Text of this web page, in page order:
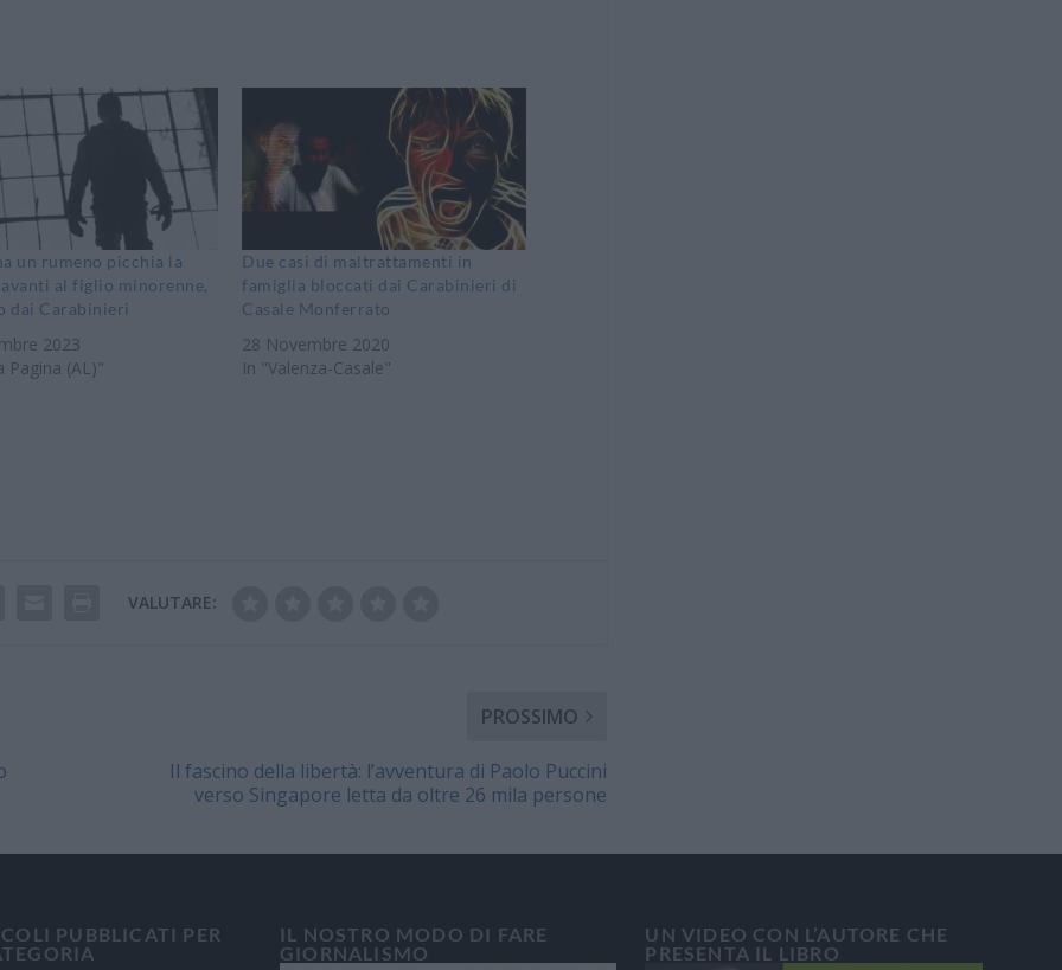
un rumeno picchia la
al figlio minorenne,
dai Carabinieri
2023
Pagina (AL)"
Due casi di maltrattamenti in
famiglia bloccati dai Carabinieri di
Casale Monferrato
28 Novembre 2020
In "Valenza-Casale"
VALUTARE:
PROSSIMO
Il fascino della libertà: l’avventura di Paolo Puccini
verso Singapore letta da oltre 26 mila persone
PUBBLICATI PER
IL NOSTRO MODO DI FARE
GIORNALISMO
UN VIDEO CON L’AUTORE CHE
PRESENTA IL LIBRO